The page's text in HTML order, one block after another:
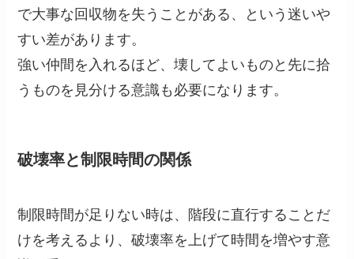
で大事な回収物を失うことがある、という迷いや
すい差があります。
強い仲間を入れるほど、壊してよいものと先に拾
うものを見分ける意識も必要になります。
破壊率と制限時間の関係
制限時間が足りない時は、階段に直行することだ
けを考えるより、破壊率を上げて時間を増やす意